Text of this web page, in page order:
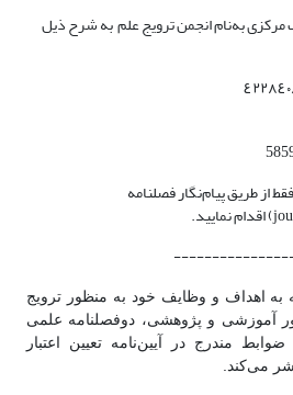
به‌نام انجمن ترویج علم به شرح ذیل
از طریق پیام‌نگار فصلنامه
به اهداف‌ و وظایف خود به منظور ترویج
آموزشی و پژوهشی، دوفصلنامه علمی
مندرج در آیین‌نامه تعیین اعتبار
می‌کند.